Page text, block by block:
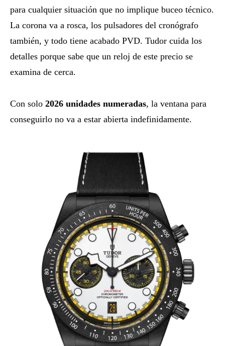
para cualquier situación que no implique buceo técnico.
La corona va a rosca, los pulsadores del cronógrafo
también, y todo tiene acabado PVD. Tudor cuida los
detalles porque sabe que un reloj de este precio se
examina de cerca.
Con solo 2026 unidades numeradas, la ventana para
conseguirlo no va a estar abierta indefinidamente.